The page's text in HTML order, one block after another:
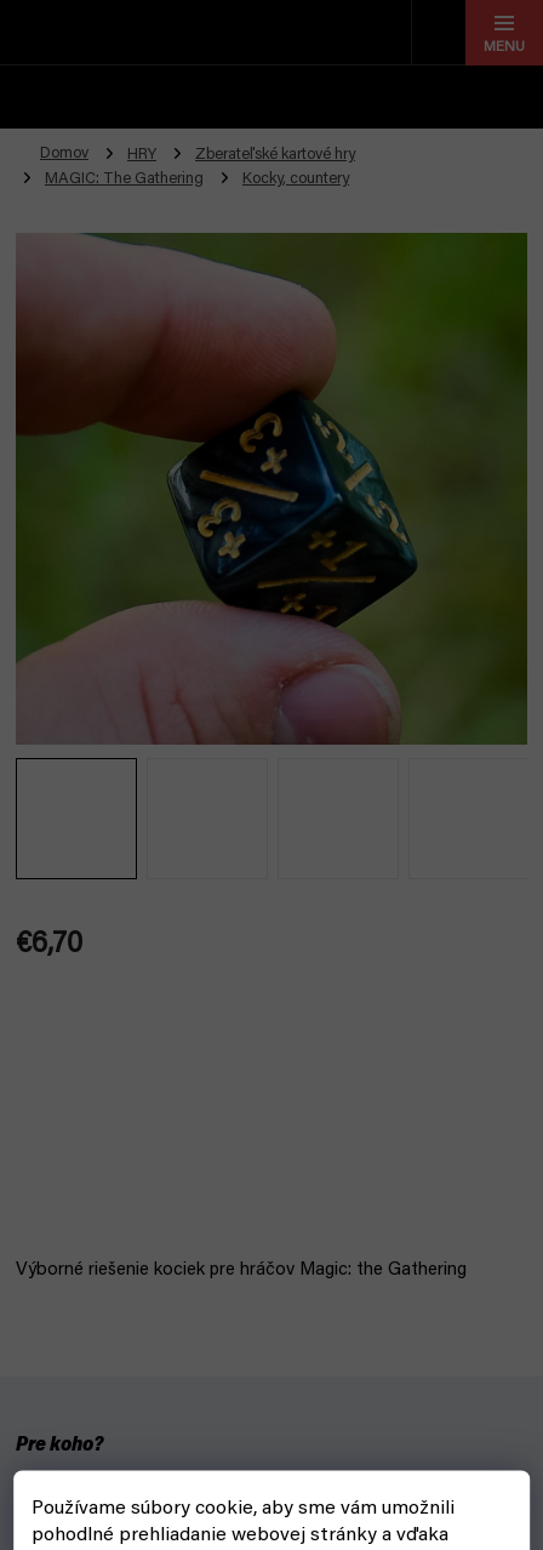
Používame súbory cookie, aby sme vám umožnili
pohodlné prehliadanie webovej stránky a vďaka
Domov HRY
Zberateľské kartové hry
MAGIC: The Gathering
Kocky, countery
€6,70
Výborné riešenie kociek pre hráčov Magic: the Gathering
Pre koho?
Tieto kocky sú navrhnuté pre hru Magic: the Gathering, ale
pravdepodobne pre nich existuje využitie aj inde.